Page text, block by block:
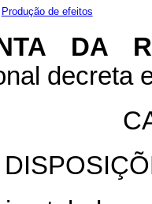
Produção de efeitos
DA
decreta